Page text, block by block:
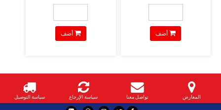
أضف أضف
المعارض تواصل معنا سياسة الإرجاع سياسة التوصيل